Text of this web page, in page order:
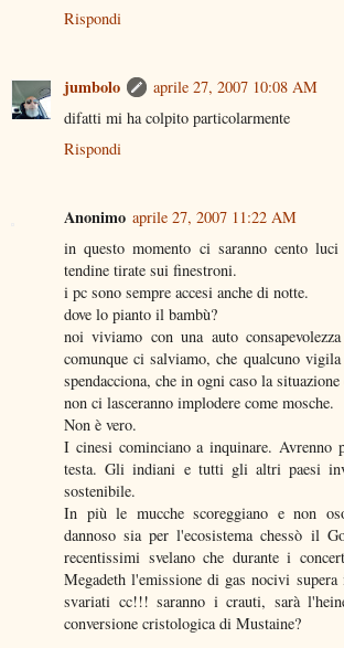
Rispondi
jumbolo
aprile 27, 2007 10:08 AM
difatti mi ha colpito particolarmente
Rispondi
Anonimo aprile 27, 2007 11:22 AM
in questo momento ci saranno cento
tendine tirate sui finestroni.
i pc sono sempre accesi anche di notte.
dove lo pianto il bambù?
noi viviamo con una auto
comunque ci salviamo, che qualcuno
spendacciona, che in ogni caso la
non ci lasceranno implodere come mosche.
Non è vero.
I cinesi cominciano a inquinare. Avrenno
testa. Gli indiani e tutti gli altri paesi
sostenibile.
In più le mucche scoreggiano e non
dannoso sia per l'ecosistema chessò il
recentissimi svelano che durante i
Megadeth l'emissione di gas nocivi
svariati cc!!! saranno i crauti, sarà
conversione cristologica di Mustaine?